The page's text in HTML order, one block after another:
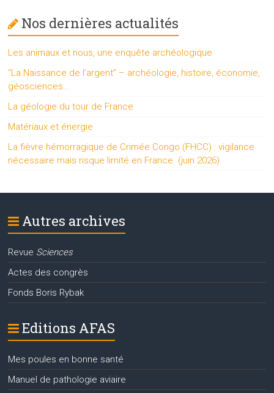
Nos dernières actualités
Les animaux et nous, une enquête archéologique
“La Naissance de l’argent” – archéologie, histoire, économie,
géosciences…
La géologie du tour de France
Matériaux et énergie
La fièvre hémorragique de Crimée Congo (FHCC) : vigilance
nécessaire mais risque limité en France. (juin 2026)
Autres archives
Revue Sciences
Actes des congrès
Fonds Boris Rybak
Editions AFAS
Mes poules en bonne santé
Manuel de pathologie aviaire